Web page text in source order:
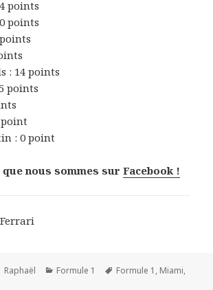
points
points
: 14 points
points
point
: 0 point
que nous sommes surFacebook !
Auteur
Raphaël Catégories
Formule 1
Mots-
Formule 1 , Miami,